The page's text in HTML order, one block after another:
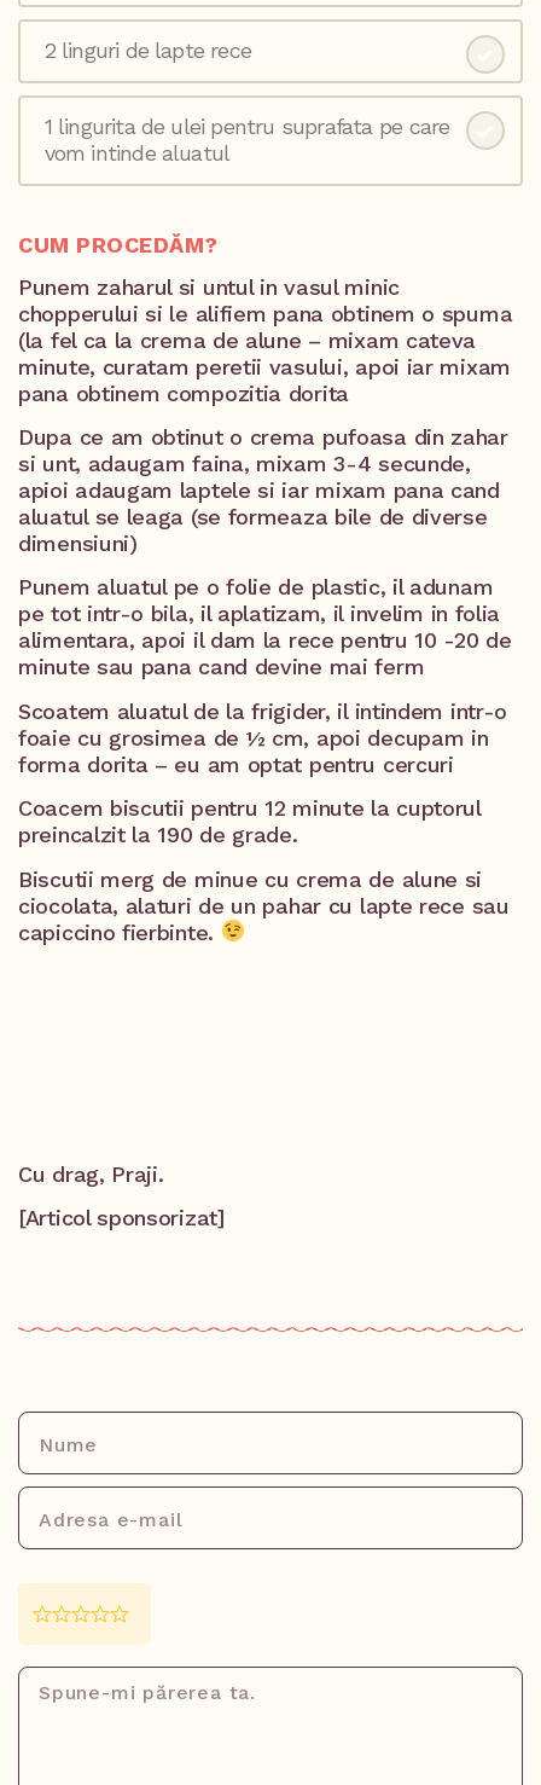
2 linguri de lapte rece
1 lingurita de ulei pentru suprafata pe care
vom intinde aluatul
CUM PROCEDĂM?
Punem zaharul si untul in vasul minic
chopperului si le alifiem pana obtinem o spuma
(la fel ca la crema de alune – mixam cateva
minute, curatam peretii vasului, apoi iar mixam
pana obtinem compozitia dorita
Dupa ce am obtinut o crema pufoasa din zahar
si unt, adaugam faina, mixam 3-4 secunde,
apioi adaugam laptele si iar mixam pana cand
aluatul se leaga (se formeaza bile de diverse
dimensiuni)
Punem aluatul pe o folie de plastic, il adunam
pe tot intr-o bila, il aplatizam, il invelim in folia
alimentara, apoi il dam la rece pentru 10 -20 de
minute sau pana cand devine mai ferm
Scoatem aluatul de la frigider, il intindem intr-o
foaie cu grosimea de ½ cm, apoi decupam in
forma dorita – eu am optat pentru cercuri
Coacem biscutii pentru 12 minute la cuptorul
preincalzit la 190 de grade.
Biscutii merg de minue cu crema de alune si
ciocolata, alaturi de un pahar cu lapte rece sau
capiccino fierbinte.
Cu drag, Praji.
[Articol sponsorizat]